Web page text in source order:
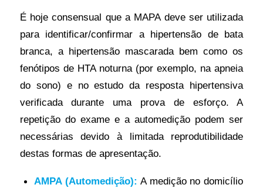
É hoje consensual que a MAPA deve ser utilizada
para identificar/confirmar a hipertensão de bata
branca, a hipertensão mascarada bem como os
fenótipos de HTA noturna (por exemplo, na apneia
do sono) e no estudo da resposta hipertensiva
verificada durante uma prova de esforço. A
repetição do exame e a automedição podem ser
necessárias devido à limitada reprodutibilidade
destas formas de apresentação.
AMPA (Automedição): A medição no domicílio